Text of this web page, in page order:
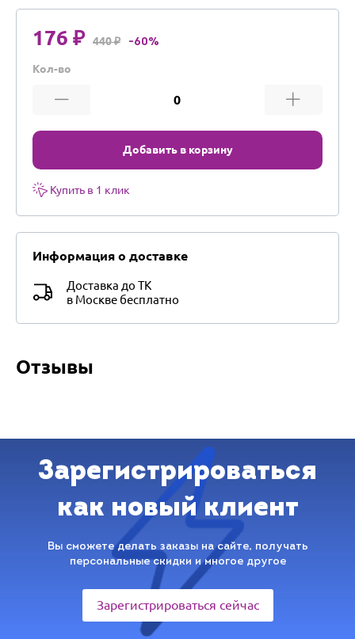
176 ₽ 440 ₽ -60%
Кол-во
Добавить в корзину
Купить в 1 клик
Информация о доставке
Доставка до ТК
в Москве бесплатно
Отзывы
Зарегистрироваться
как новый клиент
Вы сможете делать заказы на сайте, получать
персональные скидки и многое другое
Зарегистрироваться сейчас